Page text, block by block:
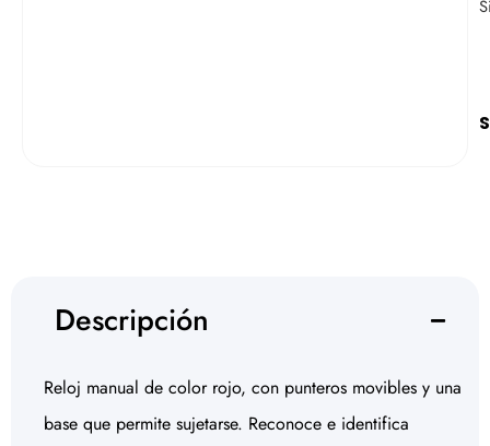
Descripción
Reloj manual de color rojo, con punteros movibles y una
base que permite sujetarse. Reconoce e identifica